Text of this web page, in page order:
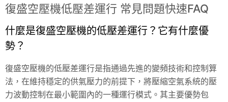
復盛空壓機低壓差運行 常見問題快速FAQ
什麼是復盛空壓機的低壓差運行？它有什麼優
勢？
復盛空壓機的低壓差運行是指通過先進的變頻技術和控制算
法，在維持穩定的供氣壓力的前提下，將壓縮空氣系統的壓
力波動控制在最小範圍內的一種運行模式。其主要優勢包